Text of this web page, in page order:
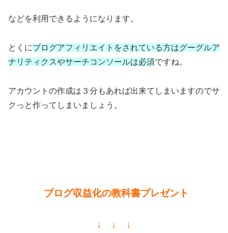
などを利用できるようになります。
とくにブログアフィリエイトをされている方はグーグルア
ナリティクスやサーチコンソールは必須ですね。
アカウントの作成は３分もあれば出来てしまいますのでサ
クっと作ってしまいましょう。
ブログ収益化の教科書プレゼント
↓ ↓ ↓